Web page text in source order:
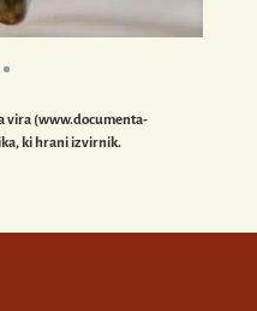
vira (www.documenta-
ki hrani izvirnik.